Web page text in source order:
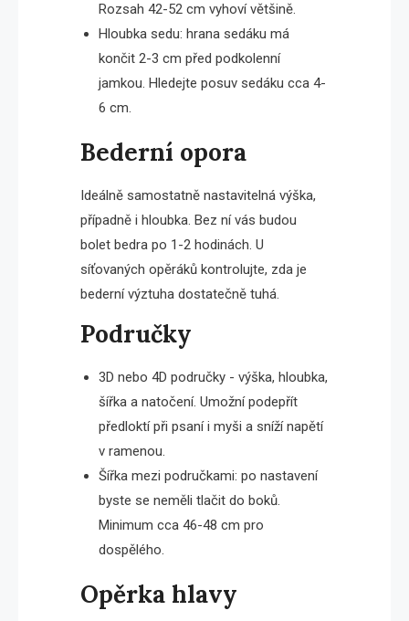
Rozsah 42-52 cm vyhoví většině.
Hloubka sedu: hrana sedáku má
končit 2-3 cm před podkolenní
jamkou. Hledejte posuv sedáku cca 4-
6 cm.
Bederní opora
Ideálně samostatně nastavitelná výška,
případně i hloubka. Bez ní vás budou
bolet bedra po 1-2 hodinách. U
síťovaných opěráků kontrolujte, zda je
bederní výztuha dostatečně tuhá.
Područky
3D nebo 4D područky - výška, hloubka,
šířka a natočení. Umožní podepřít
předloktí při psaní i myši a sníží napětí
v ramenou.
Šířka mezi područkami: po nastavení
byste se neměli tlačit do boků.
Minimum cca 46-48 cm pro
dospělého.
Opěrka hlavy